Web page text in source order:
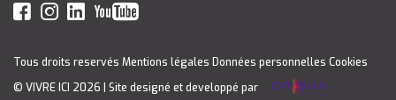
Tous droits reservés Mentions légales Données personnelles Cookies
© VIVRE ICI 2026
| Site designé et developpé par